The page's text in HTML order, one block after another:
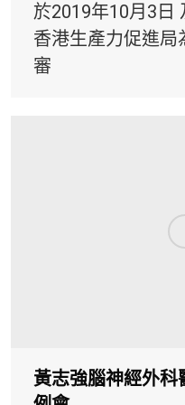
於2019年10月3日
香港生產力促進
審
黃志強腦神經外